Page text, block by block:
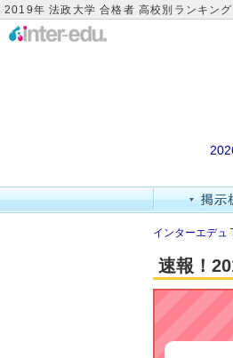
2019年 法政大学 合格者 高校別ランキン
インターエデュ
速報！